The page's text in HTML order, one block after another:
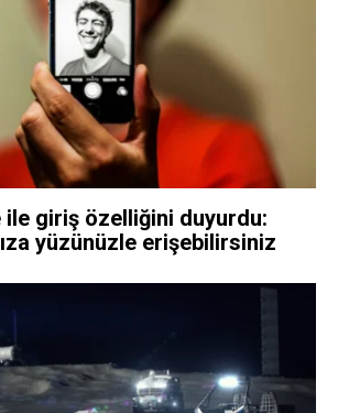
giriş özelliğini duyurdu:
yüzünüzle erişebilirsiniz